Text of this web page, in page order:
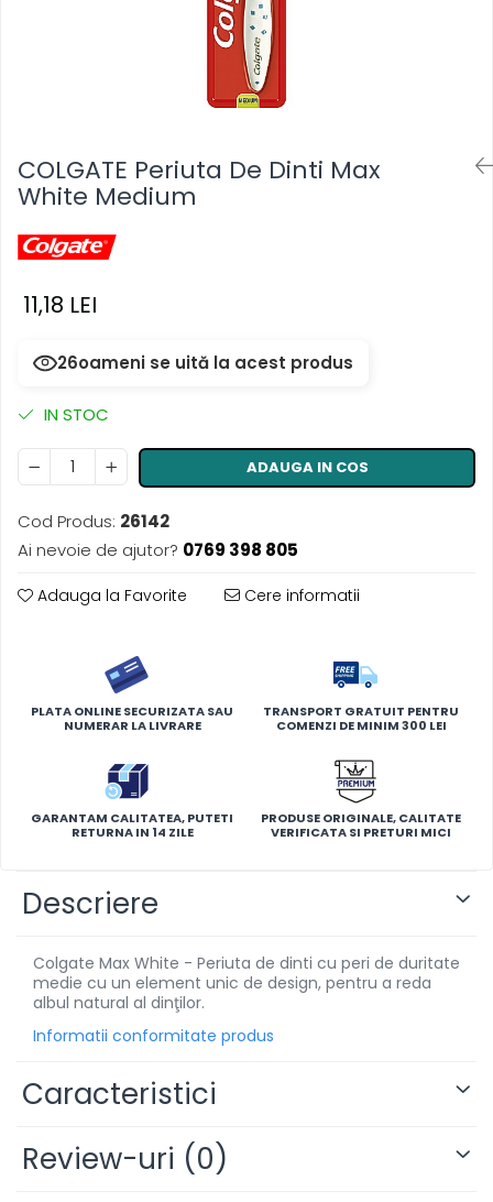
Servetele Umede & Uscate
COLGATE Periuta De Dinti Max
White Medium
11,18 LEI
26oameni se uită la acest produs
IN STOC
ADAUGA IN COS
Cod Produs: 26142
Ai nevoie de ajutor? 0769 398 805
Adauga la Favorite Cere informatii
PLATA ONLINE SECURIZATA SAU
NUMERAR LA LIVRARE
TRANSPORT GRATUIT PENTRU
COMENZI DE MINIM 300 LEI
GARANTAM CALITATEA, PUTETI
RETURNA IN 14 ZILE
PRODUSE ORIGINALE, CALITATE
VERIFICATA SI PRETURI MICI
Descriere
Colgate Max White - Periuta de dinti cu peri de duritate
medie cu un element unic de design, pentru a reda
albul natural al dinţilor.
Informatii conformitate produs
Caracteristici
Review-uri (0)